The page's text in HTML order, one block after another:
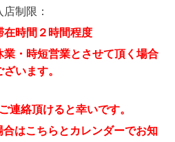
店制限：
在時間２時間程度
・時短営業とさせて頂く場合
ざいます。
連絡頂けると幸いです。
はこちらとカレンダーでお知